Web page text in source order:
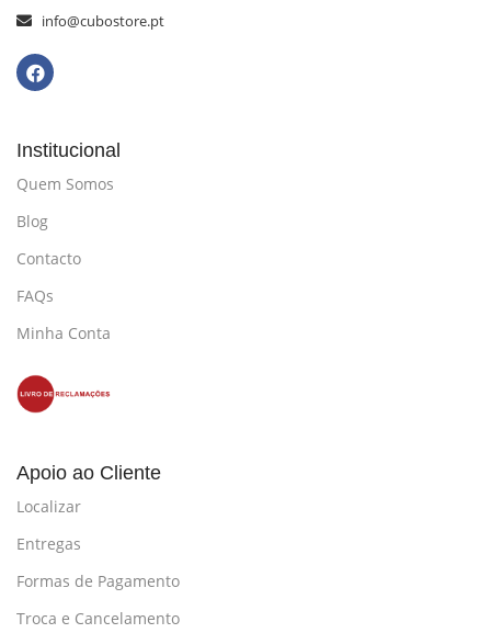
info@cubostore.pt
Institucional
Quem Somos
Blog
Contacto
FAQs
Minha Conta
Apoio ao Cliente
Localizar
Entregas
Formas de Pagamento
Troca e Cancelamento